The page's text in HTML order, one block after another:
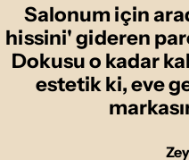
Salonum için
hissini' gideren
Dokusu o kadar
estetik ki, eve